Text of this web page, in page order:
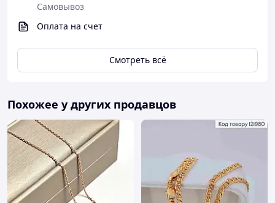
Оригінальність
Індивідуальний дизайн
Професійна консультація продавця
Великий асортимент товару, що
постійно оновлюється
Самовывоз
Оплата на счет
Смотреть всё
Похожее у других продавцов